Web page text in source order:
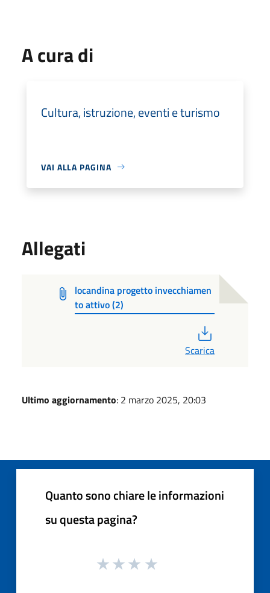
A cura di
Cultura, istruzione, eventi e turismo
VAI ALLA PAGINA
Allegati
locandina progetto invecchiamen
to attivo (2)
Scarica
Ultimo aggiornamento: 2 marzo 2025, 20:03
Quanto sono chiare le informazioni
su questa pagina?